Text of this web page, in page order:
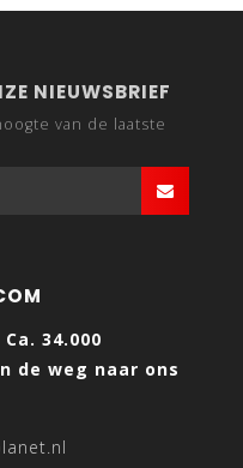
NIEUWSBRIEF
van de laatste
34.000
de weg naar ons